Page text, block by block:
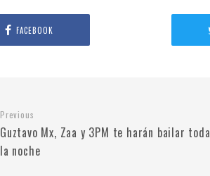
FACEBOOK
Previous
Guztavo Mx, Zaa y 3PM te harán bailar toda
la noche